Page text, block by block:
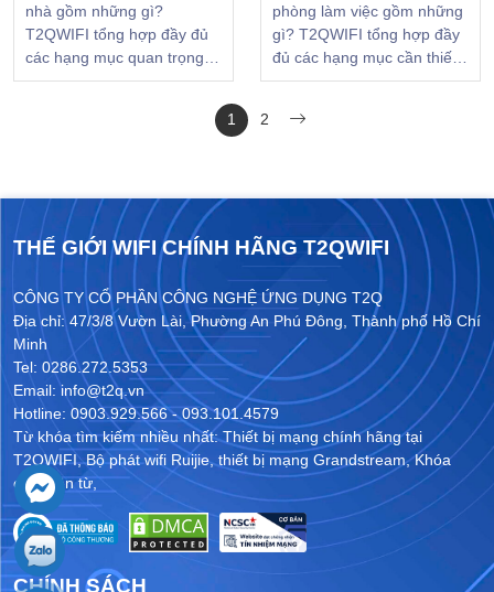
nhà gồm những gì?
T2QWIFI tổng hợp đầy đủ
các hạng mục quan trọng
giúp tòa nhà vận hành ổn
phòng làm việc gồm những
gì? T2QWIFI tổng hợp đầy
đủ các hạng mục cần thiết
để xây dựng văn phòng
1
2
THẾ GIỚI WIFI CHÍNH HÃNG T2QWIFI
CÔNG TY CỔ PHẦN CÔNG NGHỆ ỨNG DỤNG T2Q
Địa chỉ: 47/3/8 Vườn Lài, Phường An Phú Đông, Thành phố Hồ Chí
Minh
Tel: 0286.272.5353
Email: info@t2q.vn
Hotline: 0903.929.566 - 093.101.4579
Từ khóa tìm kiếm nhiều nhất:Thiết bị mạng chính hãng tại
T2QWIFI,Bộ phát wifi Ruijie,thiết bị mạng Grandstream,Khóa
cửa điện từ,
CHÍNH SÁCH